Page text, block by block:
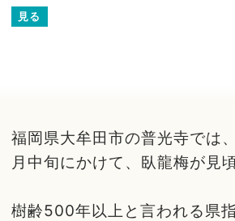
見る
福岡県大牟田市の普光寺では
月中旬にかけて、臥龍梅が見
樹齢500年以上と言われる県